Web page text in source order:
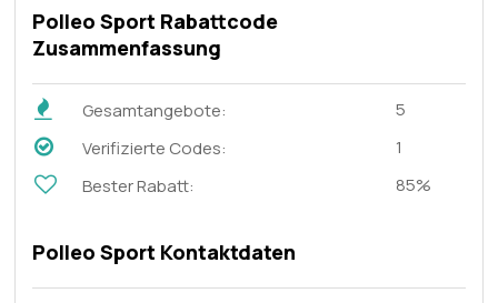
Polleo Sport Rabattcode
Zusammenfassung
Gesamtangebote:
5
Verifizierte Codes:
1
Bester Rabatt:
85%
Polleo Sport Kontaktdaten